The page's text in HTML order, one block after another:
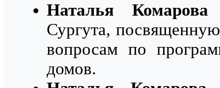
Наталья Комарова
Сургута,
вопросам по
домов.